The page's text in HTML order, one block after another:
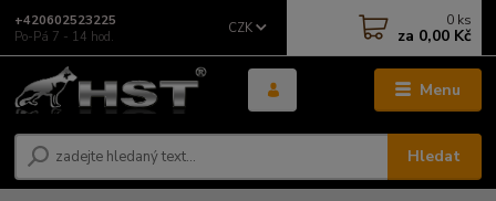
Menu
CZK
Hledat
+420602523225
Po-Pá 7 - 14 hod.
0 ks
za 0,00 Kč